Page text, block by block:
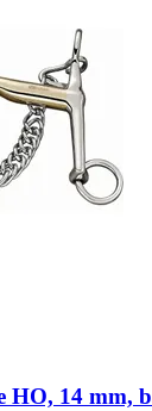
HO, 14 mm,